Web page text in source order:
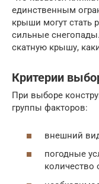
единственным
крыши могут стать
сильные
скатную крышу,
Критерии
При выборе
группы факторов:
внешний
погодные
количество